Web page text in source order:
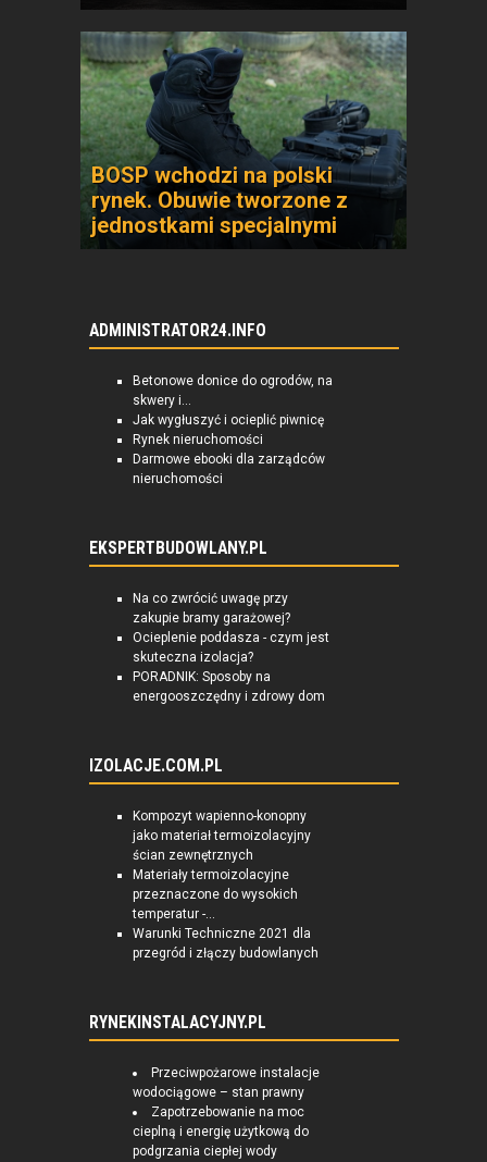
BOSP wchodzi na polski
rynek. Obuwie tworzone z
jednostkami specjalnymi
ADMINISTRATOR24.INFO
Betonowe donice do ogrodów, na
skwery i...
Jak wygłuszyć i ocieplić piwnicę
Rynek nieruchomości
Darmowe ebooki dla zarządców
nieruchomości
EKSPERTBUDOWLANY.PL
Na co zwrócić uwagę przy
zakupie bramy garażowej?
Ocieplenie poddasza - czym jest
skuteczna izolacja?
PORADNIK: Sposoby na
energooszczędny i zdrowy dom
IZOLACJE.COM.PL
Kompozyt wapienno-konopny
jako materiał termoizolacyjny
ścian zewnętrznych
Materiały termoizolacyjne
przeznaczone do wysokich
temperatur -...
Warunki Techniczne 2021 dla
przegród i złączy budowlanych
RYNEKINSTALACYJNY.PL
Przeciwpożarowe instalacje
wodociągowe – stan prawny
Zapotrzebowanie na moc
cieplną i energię użytkową do
podgrzania ciepłej wody